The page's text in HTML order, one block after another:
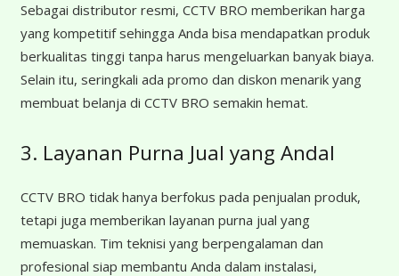
Sebagai distributor resmi, CCTV BRO memberikan harga
yang kompetitif sehingga Anda bisa mendapatkan produk
berkualitas tinggi tanpa harus mengeluarkan banyak biaya.
Selain itu, seringkali ada promo dan diskon menarik yang
membuat belanja di CCTV BRO semakin hemat.
3. Layanan Purna Jual yang Andal
CCTV BRO tidak hanya berfokus pada penjualan produk,
tetapi juga memberikan layanan purna jual yang
memuaskan. Tim teknisi yang berpengalaman dan
profesional siap membantu Anda dalam instalasi,